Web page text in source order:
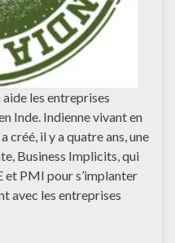
aide les entreprises
Inde. Indienne vivant en
créé, il y a quatre ans, une
Business Implicits, qui
et PMI pour s’implanter
avec les entreprises